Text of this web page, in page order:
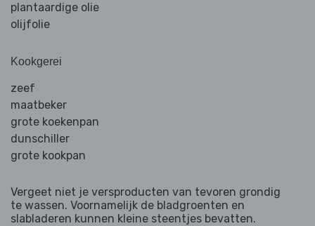
plantaardige olie
olijfolie
Kookgerei
zeef
maatbeker
grote koekenpan
dunschiller
grote kookpan
Vergeet niet je versproducten van tevoren grondig
te wassen. Voornamelijk de bladgroenten en
slabladeren kunnen kleine steentjes bevatten.